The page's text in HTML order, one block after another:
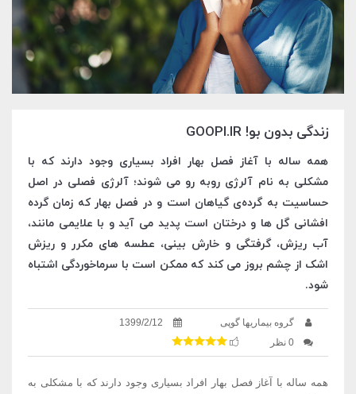
زندگی بدون بو! GOOPI.IR
همه ساله با آغاز فصل بهار افراد بسیاری وجود دارند که با
مشکلی به نام آلرژی روبه رو می شوند؛ آلرژی فصلی در اصل
حساسیت به گرده‌ی گیاهان است و در فصل بهار که زمان گرده
افشانی گل ها و درختان است پدید می آید و با علایمی مانند،
آب ریزش، گرفتگی و خارش بینی، عطسه های مکرر و ریزش
اشک از چشم بروز می کند که ممکن است با سرماخوردگی اشتباه
شود.
گروه بیماریها گوپی
1399/2/12
0 نظر
همه ساله با آغاز فصل بهار افراد بسیاری وجود دارند که با مشکلی به